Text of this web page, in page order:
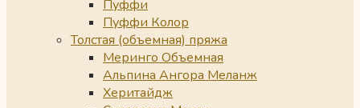
Пуффи
Пуффи Колор
Толстая (объемная) пряжа
Меринго Объемная
Альпина Ангора Меланж
Херитайдж